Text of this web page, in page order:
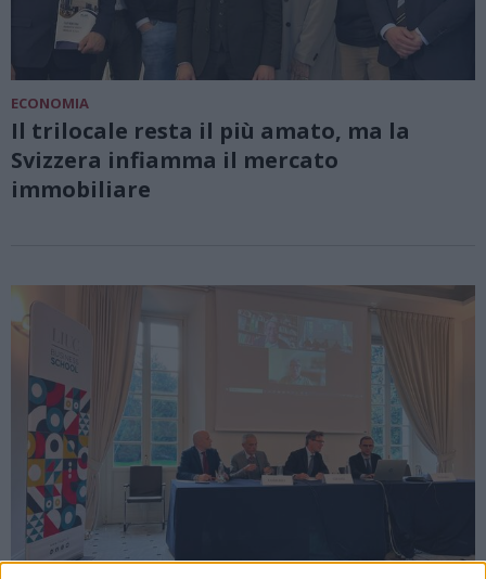
ECONOMIA
Il trilocale resta il più amato, ma la
Svizzera infiamma il mercato
immobiliare